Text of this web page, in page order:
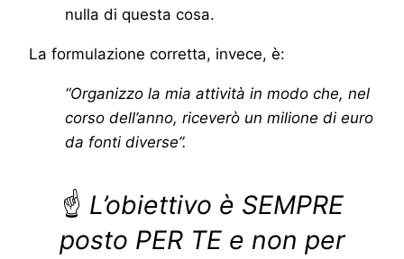
nulla di questa cosa.
La formulazione corretta, invece, è:
“Organizzo la mia attività in modo che, nel
corso dell’anno, riceverò un milione di euro
da fonti diverse”.
☝ L’obiettivo è SEMPRE
posto PER TE e non per